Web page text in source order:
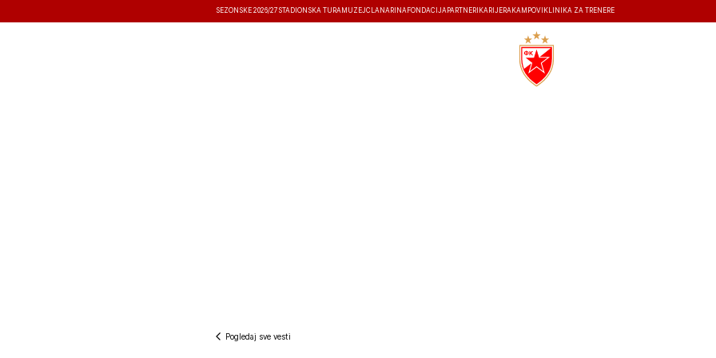
SEZONSKE 2026/27 STADIONSKA TURA MUZEJČLANARINA FONDACIJA PARTNERI KARIJERA KAMPOVI KLINIKA ZA TRENERE
Pogledaj sve vesti